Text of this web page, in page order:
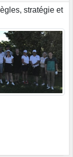
stratégie et